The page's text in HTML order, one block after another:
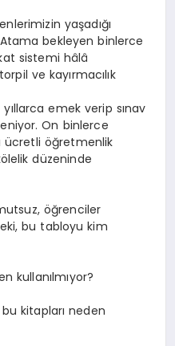
yaşadığı
bekleyen binlerce
sistemi hâlâ
ve kayırmacılık
emek verip sınav
On binlerce
ücretli öğretmenlik
düzeninde
öğrenciler
bu tabloyu kim
kullanılmıyor?
kitapları neden